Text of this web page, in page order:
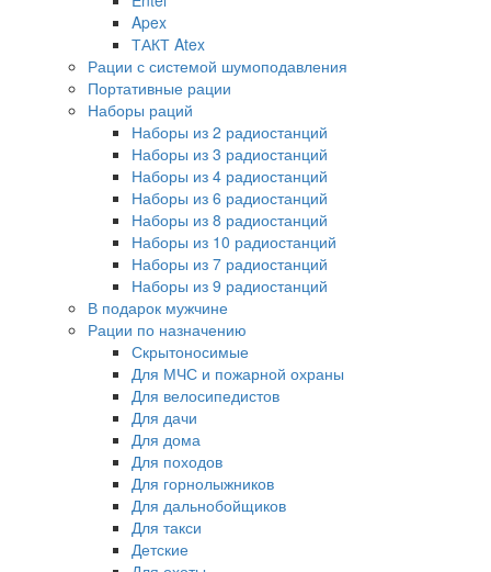
Apex
ТАКТ Atex
Рации с системой шумоподавления
Портативные рации
Наборы раций
Наборы из 2 радиостанций
Наборы из 3 радиостанций
Наборы из 4 радиостанций
Наборы из 6 радиостанций
Наборы из 8 радиостанций
Наборы из 10 радиостанций
Наборы из 7 радиостанций
Наборы из 9 радиостанций
В подарок мужчине
Рации по назначению
Скрытоносимые
Для МЧС и пожарной охраны
Для велосипедистов
Для дачи
Для дома
Для походов
Для горнолыжников
Для дальнобойщиков
Для такси
Детские